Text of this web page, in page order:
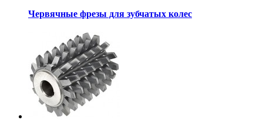
Червячные фрезы для зубчатых колес